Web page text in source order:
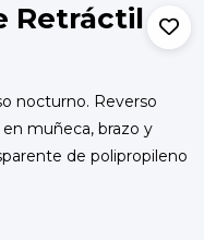
Retráctil
nocturno. Reverso
muñeca, brazo y
de polipropileno